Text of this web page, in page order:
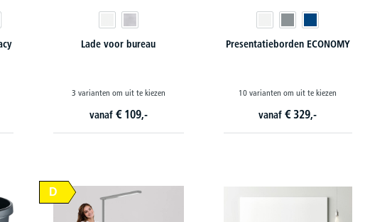
Lade voor bureau
3 varianten om uit te kiezen
vanaf € 109,-
Presentatieborden ECONOMY
10 varianten om uit te kiezen
vanaf€ 329,-
D